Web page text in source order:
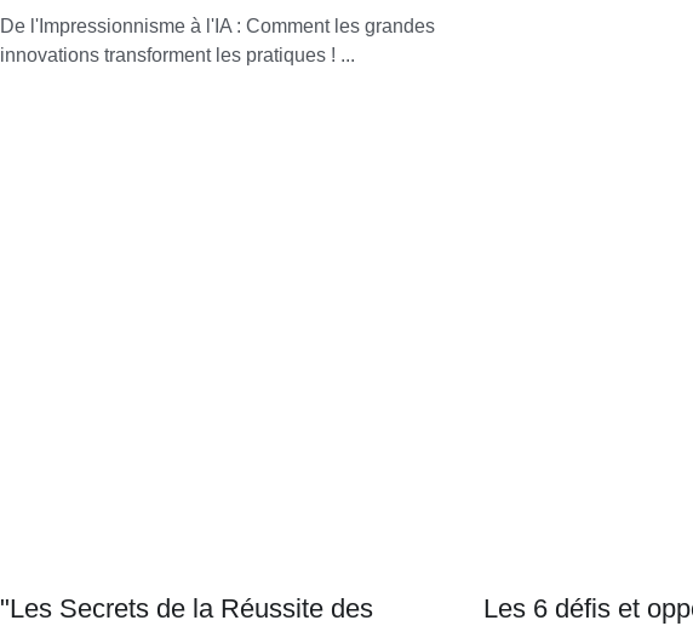
De l'Impressionnisme à l'IA : Comment les grandes
innovations transforment les pratiques ! ...
"Les Secrets de la Réussite des
Les 6 défis et